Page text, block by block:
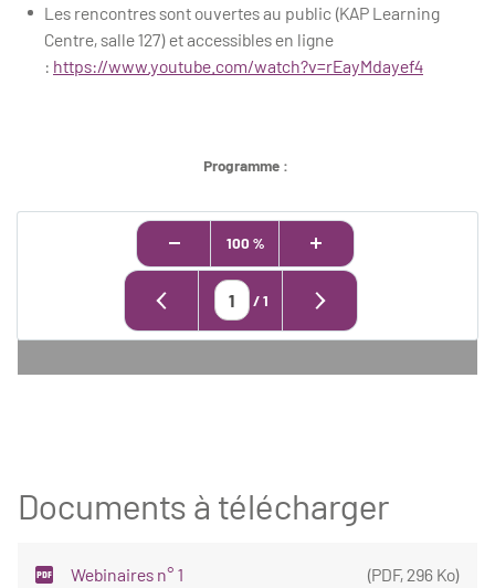
Les rencontres sont ouvertes au public (KAP Learning
Centre, salle 127) et accessibles en ligne
: https://www.youtube.com/watch?v=rEayMdayef4
Programme :
100 %
/1
Documents à télécharger
Webinaires n° 1 (PDF,296 Ko)